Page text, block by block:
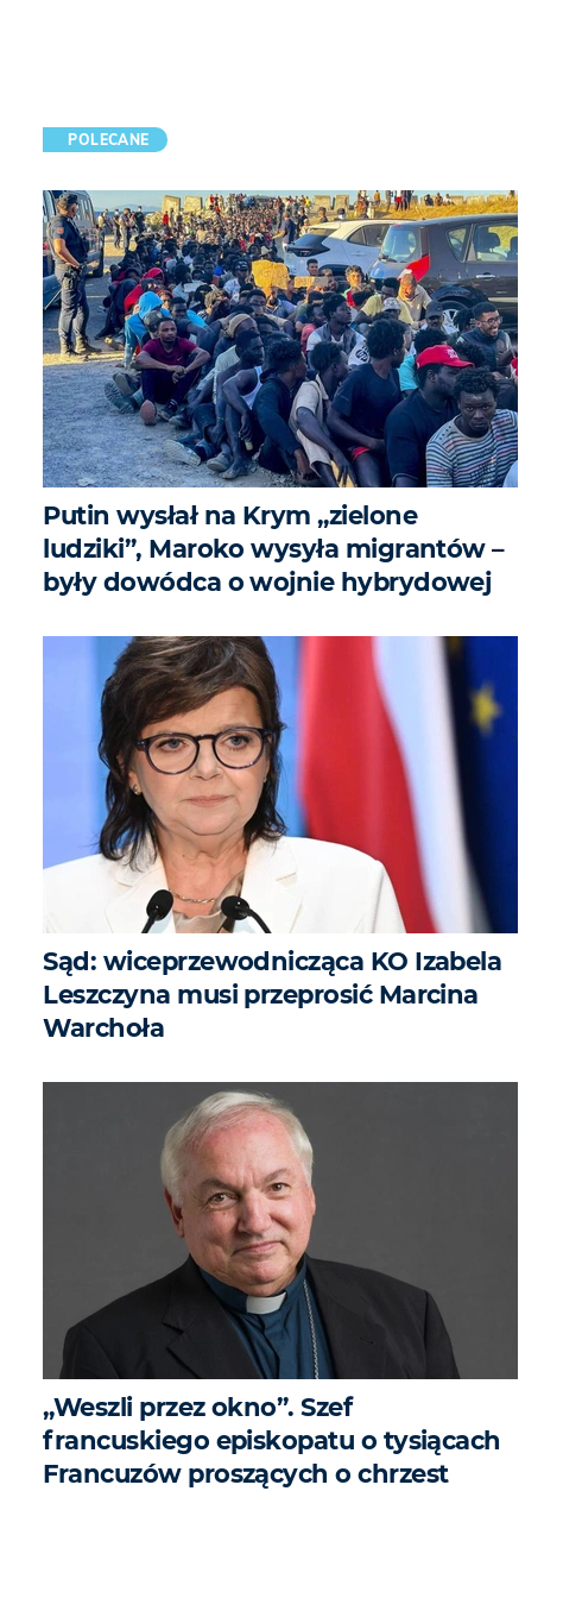
POLECANE
Putin wysłał na Krym „zielone
ludziki”, Maroko wysyła migrantów –
były dowódca o wojnie hybrydowej
Sąd: wiceprzewodnicząca KO Izabela
Leszczyna musi przeprosić Marcina
Warchoła
„Weszli przez okno”. Szef
francuskiego episkopatu o tysiącach
Francuzów proszących o chrzest